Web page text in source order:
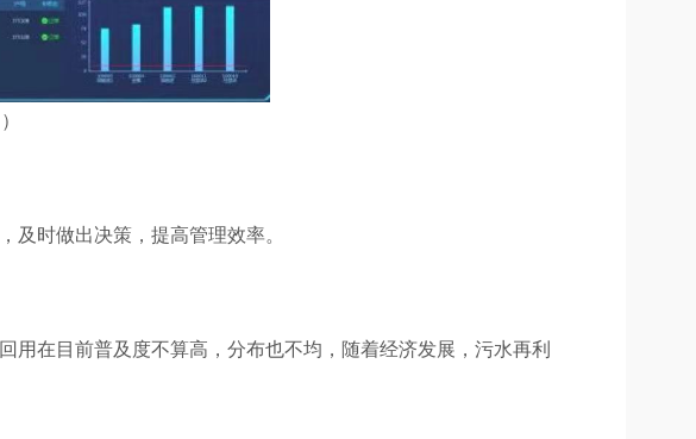
及时做出决策，提高管理效率。
在目前普及度不算高，分布也不均，随着经济发展，污水再利